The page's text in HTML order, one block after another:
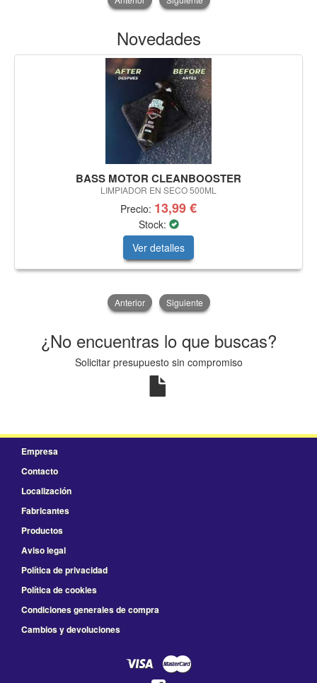
Novedades
BASS MOTOR CLEANBOOSTER
LIMPIADOR EN SECO 500ML
Precio: 13,99 €
Stock:
Ver detalles
Anterior Siguiente
¿No encuentras lo que buscas?
Solicitar presupuesto sin compromiso
Empresa
Contacto
Localización
Fabricantes
Productos
Aviso legal
Política de privacidad
Política de cookies
Condiciones generales de compra
Cambios y devoluciones